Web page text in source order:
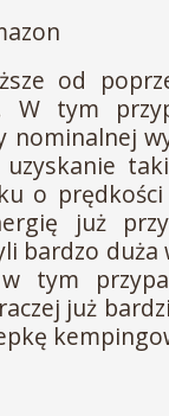
od
W tym
o
już
bardzo duża
tym
już